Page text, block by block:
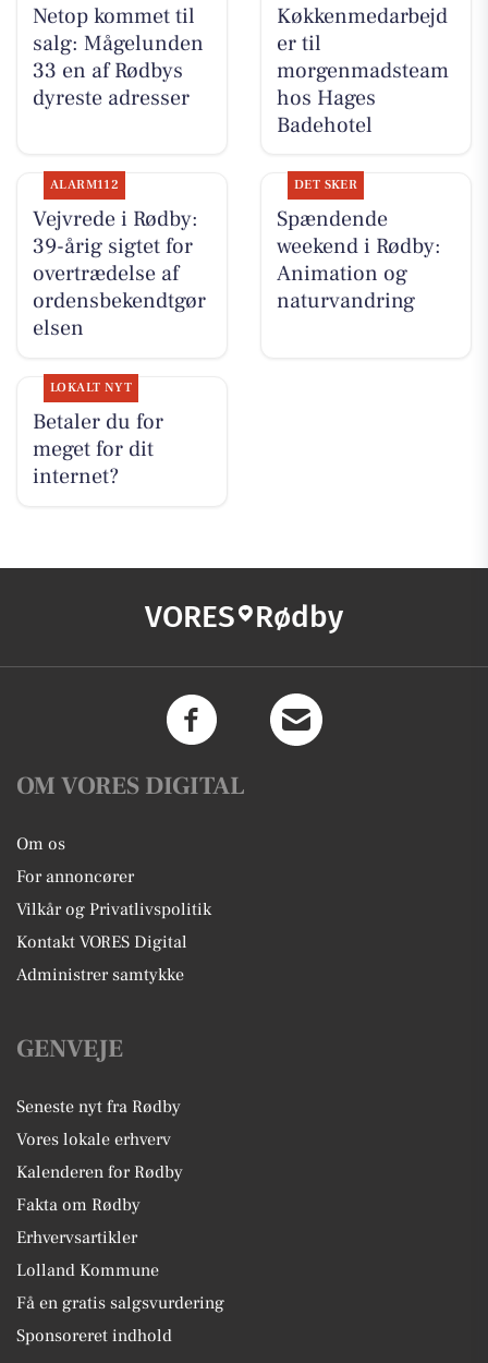
Netop kommet til
salg: Mågelunden
33 en af Rødbys
dyreste adresser
Køkkenmedarbejd
er til
morgenmadsteam
hos Hages
Badehotel
ALARM112
Vejvrede i Rødby:
39-årig sigtet for
overtrædelse af
ordensbekendtgør
elsen
DET SKER
Spændende
weekend i Rødby:
Animation og
naturvandring
LOKALT NYT
Betaler du for
meget for dit
internet?
VORES Rødby
OM VORES DIGITAL
Om os
For annoncører
Vilkår og Privatlivspolitik
Kontakt VORES Digital
Administrer samtykke
GENVEJE
Seneste nyt fra Rødby
Vores lokale erhverv
Kalenderen for Rødby
Fakta om Rødby
Erhvervsartikler
Lolland Kommune
Få en gratis salgsvurdering
Sponsoreret indhold